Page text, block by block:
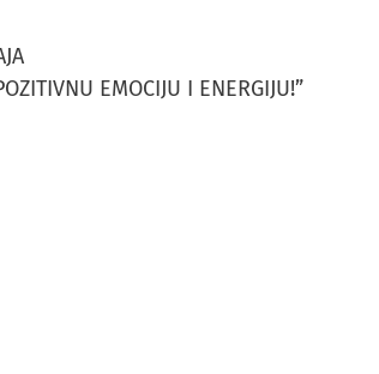
EMOCIJU I ENERGIJU!”